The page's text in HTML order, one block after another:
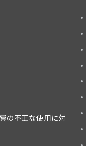
の不正な使用に対